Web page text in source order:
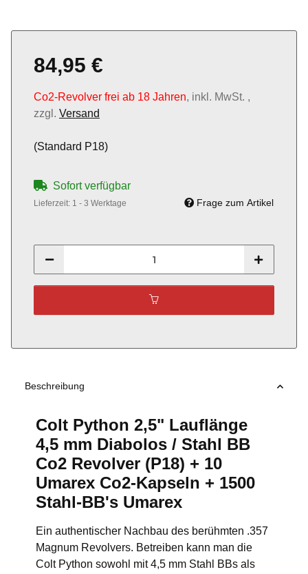
84,95 €
Co2-Revolver frei ab 18 Jahren, inkl. MwSt. ,
zzgl. Versand
(Standard P18)
Sofort verfügbar
Lieferzeit: 1 - 3 Werktage Frage zum Artikel
Beschreibung
Colt Python 2,5" Lauflänge
4,5 mm Diabolos / Stahl BB
Co2 Revolver (P18) + 10
Umarex Co2-Kapseln + 1500
Stahl-BB's Umarex
Ein authentischer Nachbau des berühmten .357
Magnum Revolvers. Betreiben kann man die
Colt Python sowohl mit 4,5 mm Stahl BBs als